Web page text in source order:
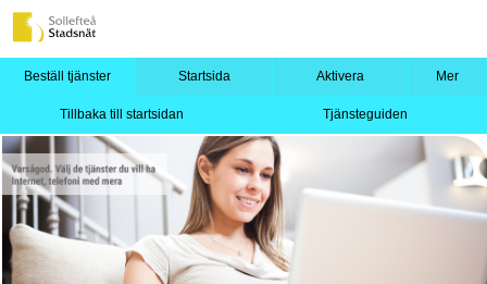
Beställ tjänster Startsida Aktivera Mer
Tillbaka till startsidan Tjänsteguiden